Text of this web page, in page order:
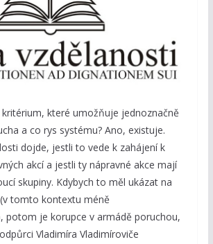
kritérium, které umožňuje jednoznačně
a co rys systému? Ano, existuje.
dojde, jestli to vede k zahájení k
akcí a jestli ty nápravné akce mají
skupiny. Kdybych to měl ukázat na
tomto kontextu méně
potom je korupce v armádě poruchou,
Vladimíra Vladimíroviče